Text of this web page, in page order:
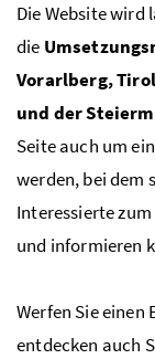
Die Website
die
Vorarlberg,
und der
Seite auch um
werden, bei dem
Interessierte
und informieren
Werfen Sie
entdecken auch